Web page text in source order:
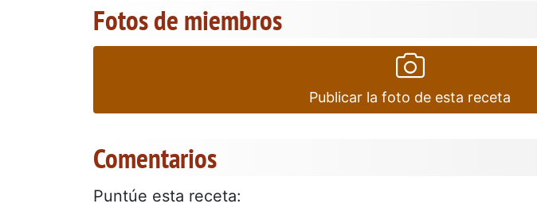
Fotos de miembros
Publicar la foto de esta receta
Comentarios
Puntúe esta receta: